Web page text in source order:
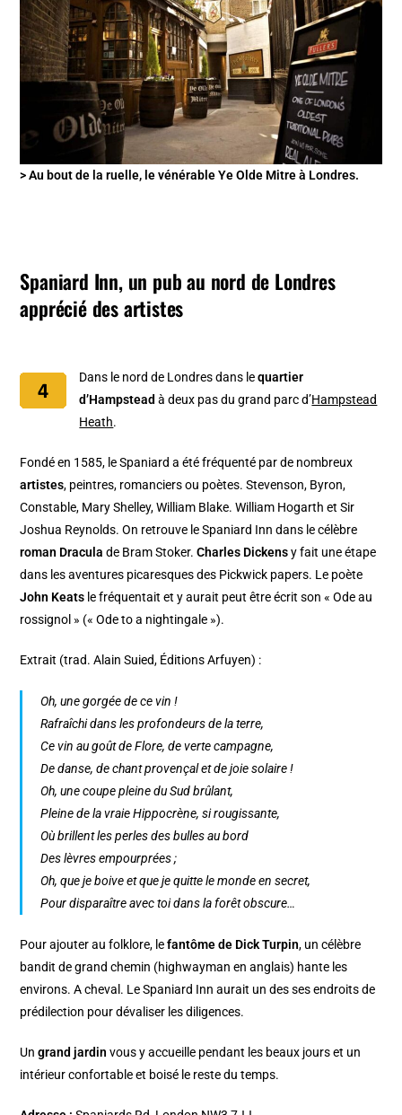
> Au bout de la ruelle, le vénérable Ye Olde Mitre à Londres.
Spaniard Inn, un pub au nord de Londres
apprécié des artistes
Dans le nord de Londres dans lequartier
d’Hampstead à deux pas du grand parc d’Hampstead
Heath.
Fondé en 1585, le Spaniard a été fréquenté par de nombreux
artistes, peintres, romanciers ou poètes. Stevenson, Byron,
Constable, Mary Shelley, William Blake. William Hogarth et Sir
Joshua Reynolds. On retrouve le Spaniard Inn dans le célèbre
roman Dracula de Bram Stoker.Charles Dickensy fait une étape
dans les aventures picaresques des Pickwick papers. Le poète
John Keats le fréquentait et y aurait peut être écrit son « Ode au
rossignol » (« Ode to a nightingale »).
Extrait (trad. Alain Suied, Éditions Arfuyen) :
Oh, une gorgée de ce vin !
Rafraîchi dans les profondeurs de la terre,
Ce vin au goût de Flore, de verte campagne,
De danse, de chant provençal et de joie solaire !
Oh, une coupe pleine du Sud brûlant,
Pleine de la vraie Hippocrène, si rougissante,
Où brillent les perles des bulles au bord
Des lèvres empourprées ;
Oh, que je boive et que je quitte le monde en secret,
Pour disparaître avec toi dans la forêt obscure…
Pour ajouter au folklore, lefantôme de Dick Turpin, un célèbre
bandit de grand chemin (highwayman en anglais) hante les
environs. A cheval. Le Spaniard Inn aurait un des ses endroits de
prédilection pour dévaliser les diligences.
Ungrand jardin vous y accueille pendant les beaux jours et un
intérieur confortable et boisé le reste du temps.